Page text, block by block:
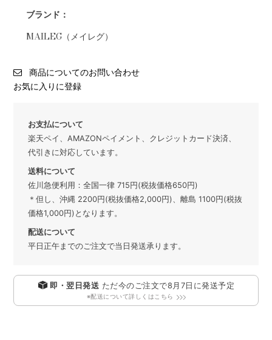
ブランド：
MAILEG（メイレグ）
商品についてのお問い合わせ
お気に入りに登録
お支払について
楽天ペイ、AMAZONペイメント、クレジットカード決済、
代引きに対応しています。
送料について
佐川急便利用：全国一律 715円(税抜価格650円)
＊但し、沖縄 2200円(税抜価格2,000円)、離島 1100円(税抜
価格1,000円)となります。
配送について
平日正午までのご注文で当日発送承ります。
即・翌日発送 ただ今のご注文で8月7日 に発送予定
※配送について詳しくはこちら